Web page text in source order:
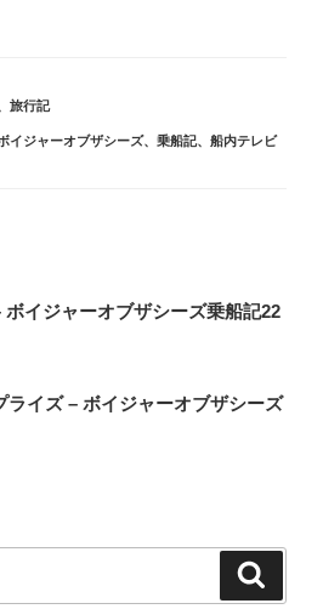
旅行記
イジャーオブザシーズ、 乗船記、 船内テレビ
イジャーオブザシーズ乗船記22
ライズ – ボイジャーオブザシーズ